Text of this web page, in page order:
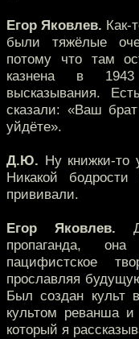
Егор Яковлев. Как-
были тяжёлые
потому что там
казнена в 1943
высказывания.
сказали: «Ваш
уйдёте».
Д.Ю. Ну книжки-то
Никакой
прививали.
Егор Яковлев.
пропаганда,
пацифистское
прославляя
Был создан культ
культом реванша и
который я